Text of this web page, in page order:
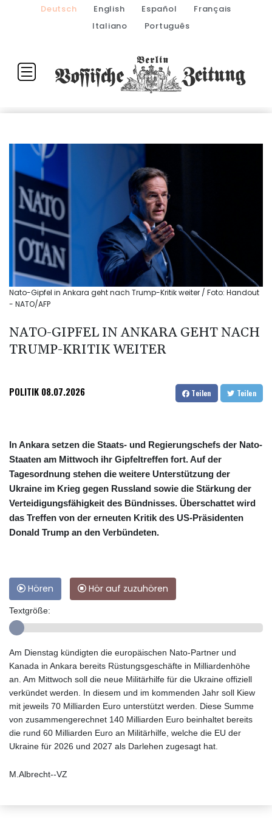
Deutsch English Español
Français
Italiano
Português
Nato-Gipfel in Ankara geht nach Trump-Kritik weiter / Foto: Handout
- NATO/AFP
NATO-GIPFEL IN ANKARA GEHT NACH
TRUMP-KRITIK WEITER
POLITIK 08.07.2026 Teilen Teilen
In Ankara setzen die Staats- und Regierungschefs der Nato-
Staaten am Mittwoch ihr Gipfeltreffen fort. Auf der
Tagesordnung stehen die weitere Unterstützung der
Ukraine im Krieg gegen Russland sowie die Stärkung der
Verteidigungsfähigkeit des Bündnisses. Überschattet wird
das Treffen von der erneuten Kritik des US-Präsidenten
Donald Trump an den Verbündeten.
Hören Hör auf zuzuhören
Textgröße:
Am Dienstag kündigten die europäischen Nato-Partner und
Kanada in Ankara bereits Rüstungsgeschäfte in Milliardenhöhe
an. Am Mittwoch soll die neue Militärhilfe für die Ukraine offiziell
verkündet werden. In diesem und im kommenden Jahr soll Kiew
mit jeweils 70 Milliarden Euro unterstützt werden. Diese Summe
von zusammengerechnet 140 Milliarden Euro beinhaltet bereits
die rund 60 Milliarden Euro an Militärhilfe, welche die EU der
Ukraine für 2026 und 2027 als Darlehen zugesagt hat.
M.Albrecht--VZ